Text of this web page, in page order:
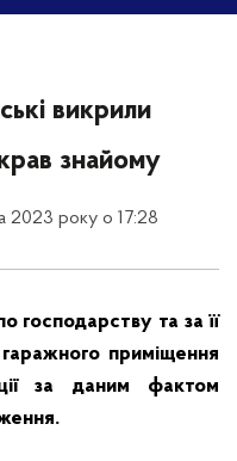
викрили
знайому
2023 року о 17:28
господарству та за її
приміщення
за даним фактом